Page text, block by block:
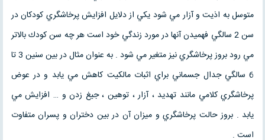
متوسل به اذيت و آزار مي شود يكي از دلايل افزايش پرخاشگري كودكان در
سن 2 سالگي فهميدن آنها در مورد زندگي خود است هر چه سن كودك بالاتر
مي رود بروز پرخاشگري نيز متغير مي شود . به عنوان مثال در بين سنين 3 تا
6 سالگي جدال جسماني براي اثبات مالكيت كاهش مي يابد و در عوض
پرخاشگري كلامي مانند تهديد ، آزار ، توهين ، جيغ زدن و … افزايش مي
يابد . بروز حالت پرخاشگري و ميزان آن در بين دختران و پسران متفاوت
است .